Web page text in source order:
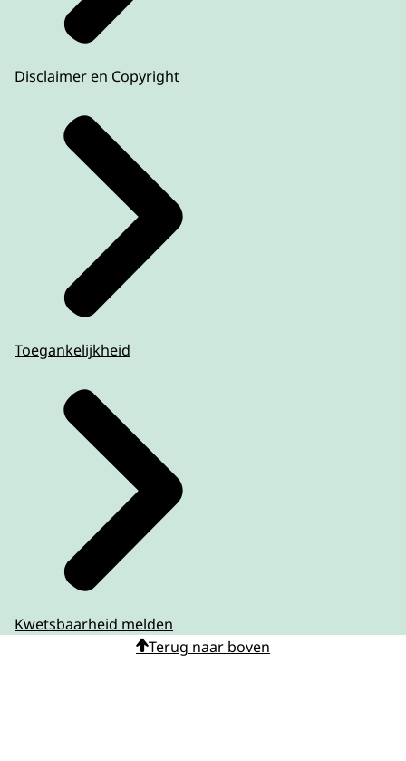
Disclaimer en Copyright
Toegankelijkheid
Kwetsbaarheid melden
Terug naar boven